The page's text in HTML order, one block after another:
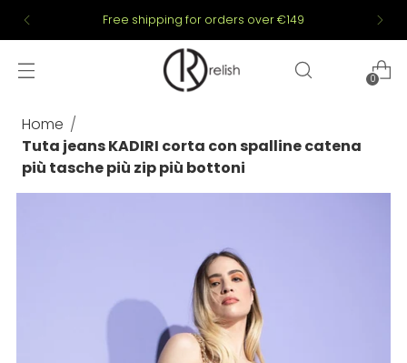
Free shipping for orders over €149
0
Home
Tuta jeans KADIRI corta con spalline catena
più tasche più zip più bottoni